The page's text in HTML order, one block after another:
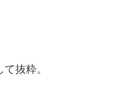
抜粋。